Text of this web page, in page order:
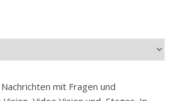
mit Fragen und